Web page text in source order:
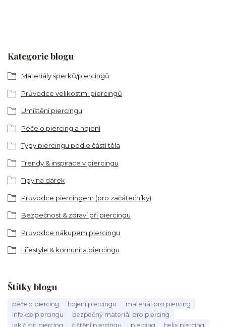
Kategorie blogu
Materiály šperků/piercingů
Průvodce velikostmi piercingů
Umístění piercingu
Péče o piercing a hojení
Typy piercingu podle částí těla
Trendy & inspirace v piercingu
Tipy na dárek
Průvodce piercingem (pro začátečníky)
Bezpečnost & zdraví při piercingu
Průvodce nákupem piercingu
Lifestyle & komunita piercingu
Štítky blogu
péče o piercing hojení piercingu
materiál pro piercing
infekce piercingu
bezpečný materiál pro piercing
jak čistit piercing
čištění piercingu piercing
helix piercing